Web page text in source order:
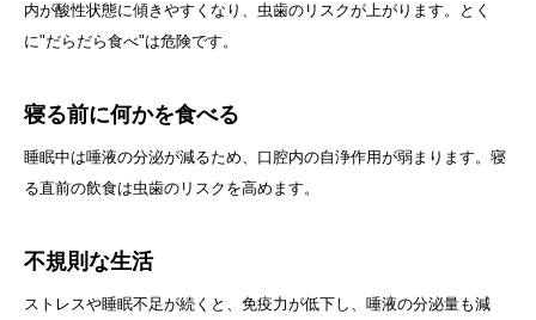
内が酸性状態に傾きやすくなり、虫歯のリスクが上がります。とく
に"だらだら食べ"は危険です。
寝る前に何かを食べる
睡眠中は唾液の分泌が減るため、口腔内の自浄作用が弱まります。寝
る直前の飲食は虫歯のリスクを高めます。
不規則な生活
ストレスや睡眠不足が続くと、免疫力が低下し、唾液の分泌量も減